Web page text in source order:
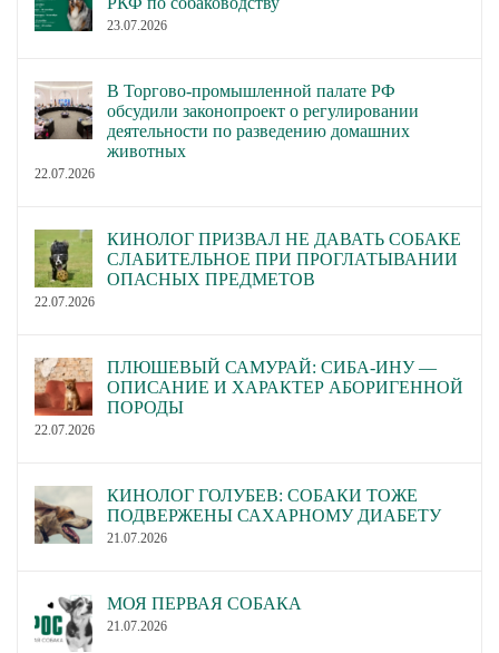
23.07.2026
В Торгово-промышленной палате РФ
обсудили законопроект о регулировании
деятельности по разведению домашних
животных
22.07.2026
КИНОЛОГ ПРИЗВАЛ НЕ ДАВАТЬ СОБАКЕ
СЛАБИТЕЛЬНОЕ ПРИ ПРОГЛАТЫВАНИИ
ОПАСНЫХ ПРЕДМЕТОВ
22.07.2026
ПЛЮШЕВЫЙ САМУРАЙ: СИБА-ИНУ —
ОПИСАНИЕ И ХАРАКТЕР АБОРИГЕННОЙ
ПОРОДЫ
22.07.2026
КИНОЛОГ ГОЛУБЕВ: СОБАКИ ТОЖЕ
ПОДВЕРЖЕНЫ САХАРНОМУ ДИАБЕТУ
21.07.2026
МОЯ ПЕРВАЯ СОБАКА
21.07.2026